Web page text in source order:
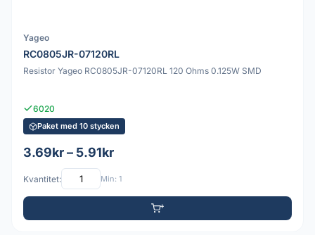
Yageo
RC0805JR-07120RL
Resistor Yageo RC0805JR-07120RL 120 Ohms 0.125W SMD
6020
Paket med 10 stycken
3.69kr – 5.91kr
Kvantitet: Min: 1